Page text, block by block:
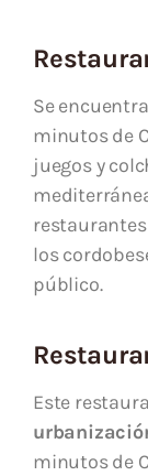
Se
minutos de
juegos y
los
público.
Este
minutos de